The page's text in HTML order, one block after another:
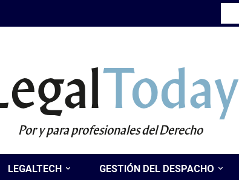
Today
Por y para profesionales del Derecho
LEGALTECH GESTIÓN DEL DESPACHO